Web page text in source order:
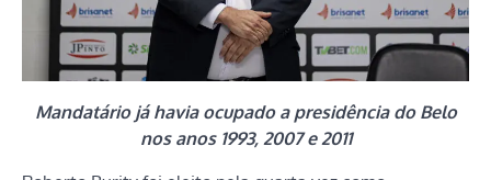
Mandatário já havia ocupado a presidência do Belo
nos anos 1993, 2007 e 2011